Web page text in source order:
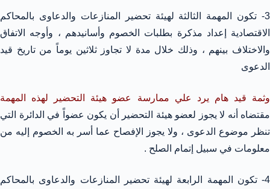
3- تكون المهمة الثالثة لهيئة تحضير المنازعات والدعاوى بالمحاكم
الاقتصادية إعداد مذكرة بطلبات الخصوم وأسانيدهم ، وأوجه الاتفاق
والاختلاف بينهم ، وذلك خلال مدة لا تجاوز ثلاثين يوماً من تاريخ قيد
الدعوى
وثمة قيد هام يرد علي ممارسة عضو هيئة التحضير لهذه المهمة
مقتضاه أنه لا يجوز لعضو هيئة التحضير أن يكون عضواً في الدائرة التي
تنظر موضوع الدعوى ، ولا يجوز الإفصاح عما أسر به الخصوم إليه من
معلومات في سبيل إتمام الصلح .
4- تكون المهمة الرابعة لهيئة تحضير المنازعات والدعاوى بالمحاكم